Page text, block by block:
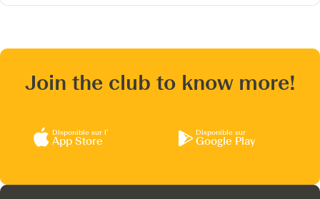
Join the club to know more!
Disponible sur l’
App Store
Disponible sur
Google Play